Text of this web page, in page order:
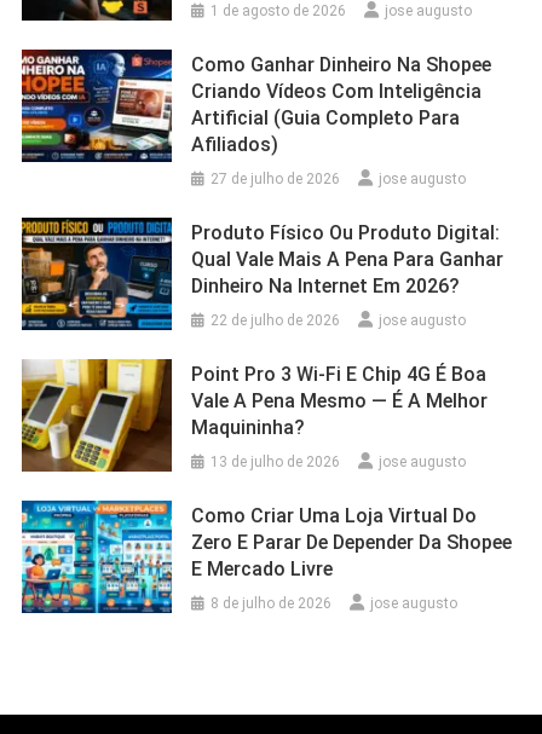
1 de agosto de 2026 jose augusto
Como Ganhar Dinheiro Na Shopee
Criando Vídeos Com Inteligência
Artificial (Guia Completo Para
Afiliados)
27 de julho de 2026 jose augusto
Produto Físico Ou Produto Digital:
Qual Vale Mais A Pena Para Ganhar
Dinheiro Na Internet Em 2026?
22 de julho de 2026 jose augusto
Point Pro 3 Wi‑Fi E Chip 4G É Boa
Vale A Pena Mesmo — É A Melhor
Maquininha?
13 de julho de 2026 jose augusto
Como Criar Uma Loja Virtual Do
Zero E Parar De Depender Da Shopee
E Mercado Livre
8 de julho de 2026 jose augusto